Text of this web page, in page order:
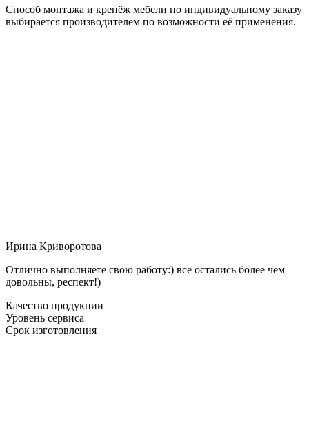
Способ монтажа и крепёж мебели по индивидуальному заказу
выбирается производителем по возможности её применения.
Ирина Криворотова
Отлично выполняете свою работу:) все остались более чем
довольны, респект!)
Качество продукции
Уровень сервиса
Срок изготовления